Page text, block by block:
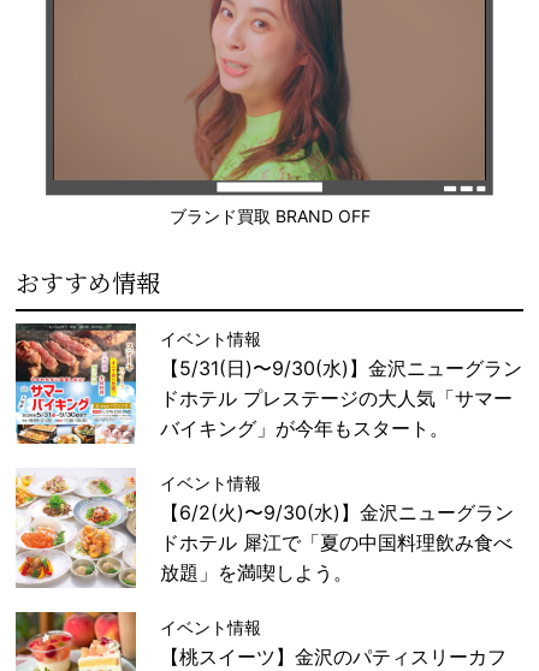
ブランド買取 BRAND OFF
おすすめ情報
イベント情報
【5/31(日)〜9/30(水)】金沢ニューグラン
ドホテル プレステージの大人気「サマー
バイキング」が今年もスタート。
イベント情報
【6/2(火)〜9/30(水)】金沢ニューグラン
ドホテル 犀江で「夏の中国料理飲み食べ
放題」を満喫しよう。
イベント情報
【桃スイーツ】金沢のパティスリーカフ